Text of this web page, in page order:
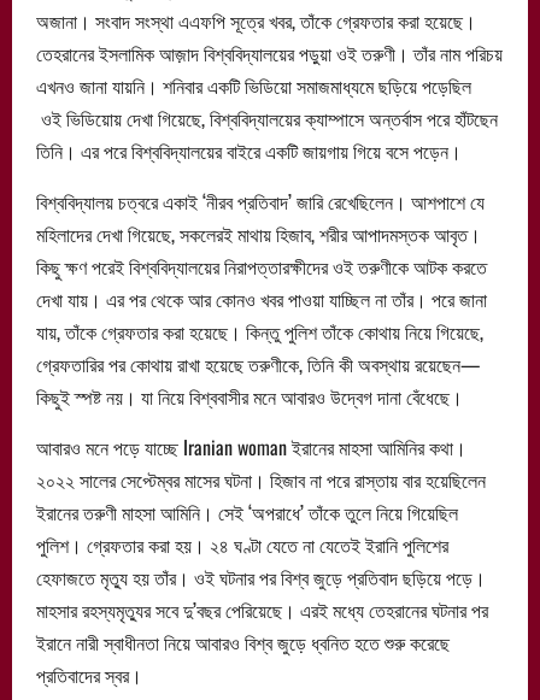
অজানা। সংবাদ সংস্থা এএফপি সূত্রে খবর, তাঁকে গ্রেফতার করা হয়েছে।
তেহরানের ইসলামিক আজ়াদ বিশ্ববিদ্যালয়ের পড়ুয়া ওই তরুণী। তাঁর নাম পরিচয়
এখনও জানা যায়নি। শনিবার একটি ভিডিয়ো সমাজমাধ্যমে ছড়িয়ে পড়েছিল
ওই ভিডিয়োয় দেখা গিয়েছে, বিশ্ববিদ্যালয়ের ক্যাম্পাসে অন্তর্বাস পরে হাঁটছেন
তিনি। এর পরে বিশ্ববিদ্যালয়ের বাইরে একটি জায়গায় গিয়ে বসে পড়েন।
বিশ্ববিদ্যালয় চত্বরে একাই ‘নীরব প্রতিবাদ’ জারি রেখেছিলেন। আশপাশে যে
মহিলাদের দেখা গিয়েছে, সকলেরই মাথায় হিজাব, শরীর আপাদমস্তক আবৃত।
কিছু ক্ষণ পরেই বিশ্ববিদ্যালয়ের নিরাপত্তারক্ষীদের ওই তরুণীকে আটক করতে
দেখা যায়। এর পর থেকে আর কোনও খবর পাওয়া যাচ্ছিল না তাঁর। পরে জানা
যায়, তাঁকে গ্রেফতার করা হয়েছে। কিন্তু পুলিশ তাঁকে কোথায় নিয়ে গিয়েছে,
গ্রেফতারির পর কোথায় রাখা হয়েছে তরুণীকে, তিনি কী অবস্থায় রয়েছেন—
কিছুই স্পষ্ট নয়। যা নিয়ে বিশ্ববাসীর মনে আবারও উদ্বেগ দানা বেঁধেছে।
আবারও মনে পড়ে যাচ্ছে Iranian woman ইরানের মাহসা আমিনির কথা।
২০২২ সালের সেপ্টেম্বর মাসের ঘটনা। হিজাব না পরে রাস্তায় বার হয়েছিলেন
ইরানের তরুণী মাহসা আমিনি। সেই ‘অপরাধে’ তাঁকে তুলে নিয়ে গিয়েছিল
পুলিশ। গ্রেফতার করা হয়। ২৪ ঘণ্টা যেতে না যেতেই ইরানি পুলিশের
হেফাজতে মৃত্যু হয় তাঁর। ওই ঘটনার পর বিশ্ব জুড়ে প্রতিবাদ ছড়িয়ে পড়ে।
মাহসার রহস্যমৃত্যুর সবে দু’বছর পেরিয়েছে। এরই মধ্যে তেহরানের ঘটনার পর
ইরানে নারী স্বাধীনতা নিয়ে আবারও বিশ্ব জুড়ে ধ্বনিত হতে শুরু করেছে
প্রতিবাদের স্বর।